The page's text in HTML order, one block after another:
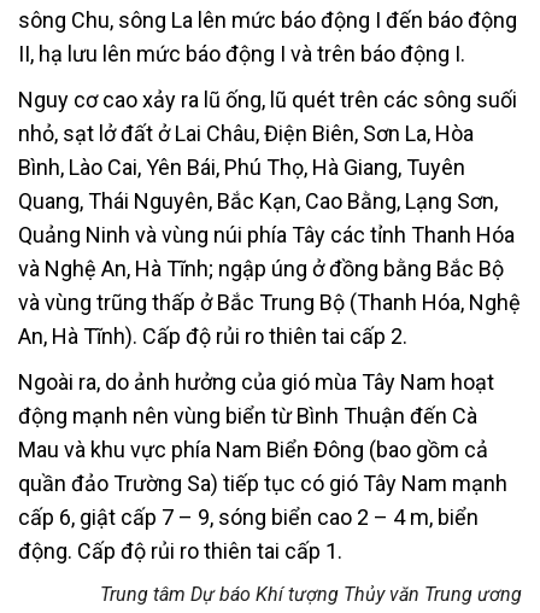
sông Chu, sông La lên mức báo động I đến báo động
II, hạ lưu lên mức báo động I và trên báo động I.
Nguy cơ cao xảy ra lũ ống, lũ quét trên các sông suối
nhỏ, sạt lở đất ở Lai Châu, Điện Biên, Sơn La, Hòa
Bình, Lào Cai, Yên Bái, Phú Thọ, Hà Giang, Tuyên
Quang, Thái Nguyên, Bắc Kạn, Cao Bằng, Lạng Sơn,
Quảng Ninh và vùng núi phía Tây các tỉnh Thanh Hóa
và Nghệ An, Hà Tĩnh; ngập úng ở đồng bằng Bắc Bộ
và vùng trũng thấp ở Bắc Trung Bộ (Thanh Hóa, Nghệ
An, Hà Tĩnh). Cấp độ rủi ro thiên tai cấp 2.
Ngoài ra, do ảnh hưởng của gió mùa Tây Nam hoạt
động mạnh nên vùng biển từ Bình Thuận đến Cà
Mau và khu vực phía Nam Biển Đông (bao gồm cả
quần đảo Trường Sa) tiếp tục có gió Tây Nam mạnh
cấp 6, giật cấp 7 – 9, sóng biển cao 2 – 4 m, biển
động. Cấp độ rủi ro thiên tai cấp 1.
Trung tâm Dự báo Khí tượng Thủy văn Trung ương